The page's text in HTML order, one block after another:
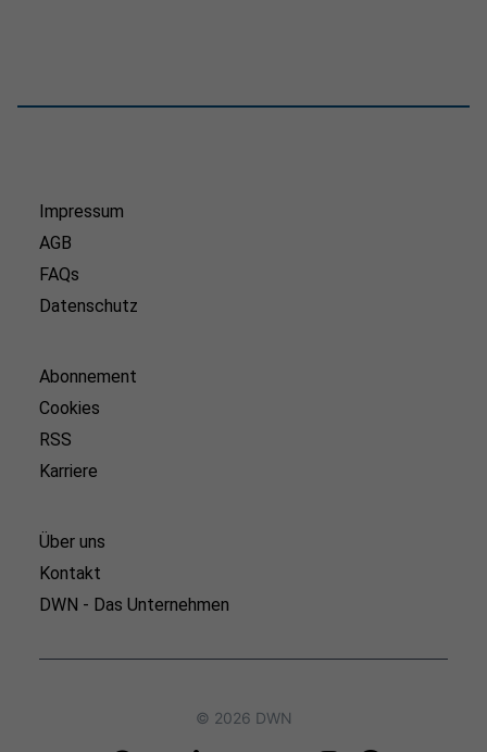
Impressum
AGB
FAQs
Datenschutz
Abonnement
Cookies
RSS
Karriere
Über uns
Kontakt
DWN - Das Unternehmen
© 2026 DWN